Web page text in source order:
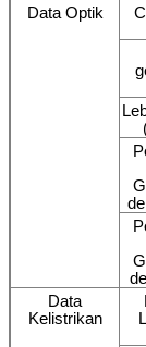
Data Optik
Data
Kelistrikan